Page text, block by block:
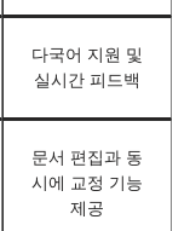
다국어 지원 및
실시간 피드백
문서 편집과 동
시에 교정 기능
제공